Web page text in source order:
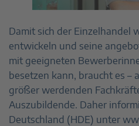
Damit sich der Einzelhandel
entwickeln und seine
mit geeigneten
besetzen kann, braucht es –
größer werdenden
Auszubildende. Daher
Deutschland (HDE) unter